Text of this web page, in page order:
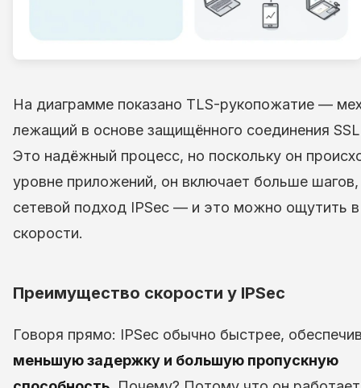
На диаграмме показано TLS-рукопожатие —
лежащий в основе защищённого соединения
Это надёжный процесс, но поскольку он
уровне приложений, он включает больше
сетевой подход IPSec — и это можно ощутить в
скорости.
Преимущество скорости у IPSec
Говоря прямо: IPSec обычно быстрее,
меньшую задержку и большую пропускную